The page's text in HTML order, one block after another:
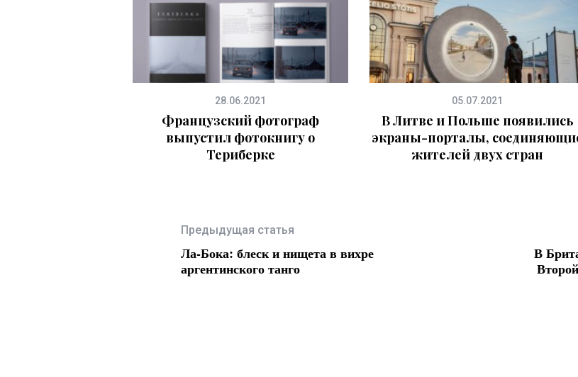
28.06.2021
Французский фотограф
выпустил фотокнигу о
Териберке
05.07.2021
В Литве и Польше появились
экраны-порталы,
жителей двух стран
Предыдущая статья
Ла-Бока: блеск и нищета в вихре
аргентинского танго
В